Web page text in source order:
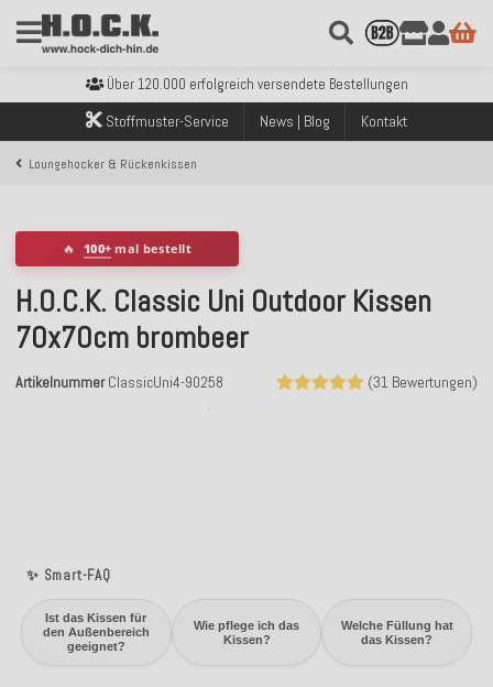
Kostenloser Versand innerhalb Deutschlands ab 99€ Bestellwert
Sicher bezahlen mit Klarna, PayPal & Amazon Pay
Kostenloser Versand innerhalb Deutschlands ab 99€ Bestellwert
Über 120.000 erfolgreich versendete Bestellungen
Kostenloser Versand innerhalb Deutschlands ab 99€ Bestellwert
Stoffmuster-Service News | Blog Kontakt
Loungehocker & Rückenkissen
✨ Smart-FAQ
Ist das Kissen für
den Außenbereich
geeignet?
Wie pflege ich das
Kissen?
Welche Füllung hat
das Kissen?
🔥 100+ mal bestellt
H.O.C.K. Classic Uni Outdoor Kissen
70x70cm brombeer
(31 Bewertungen)
Artikelnummer ClassicUni4-90258